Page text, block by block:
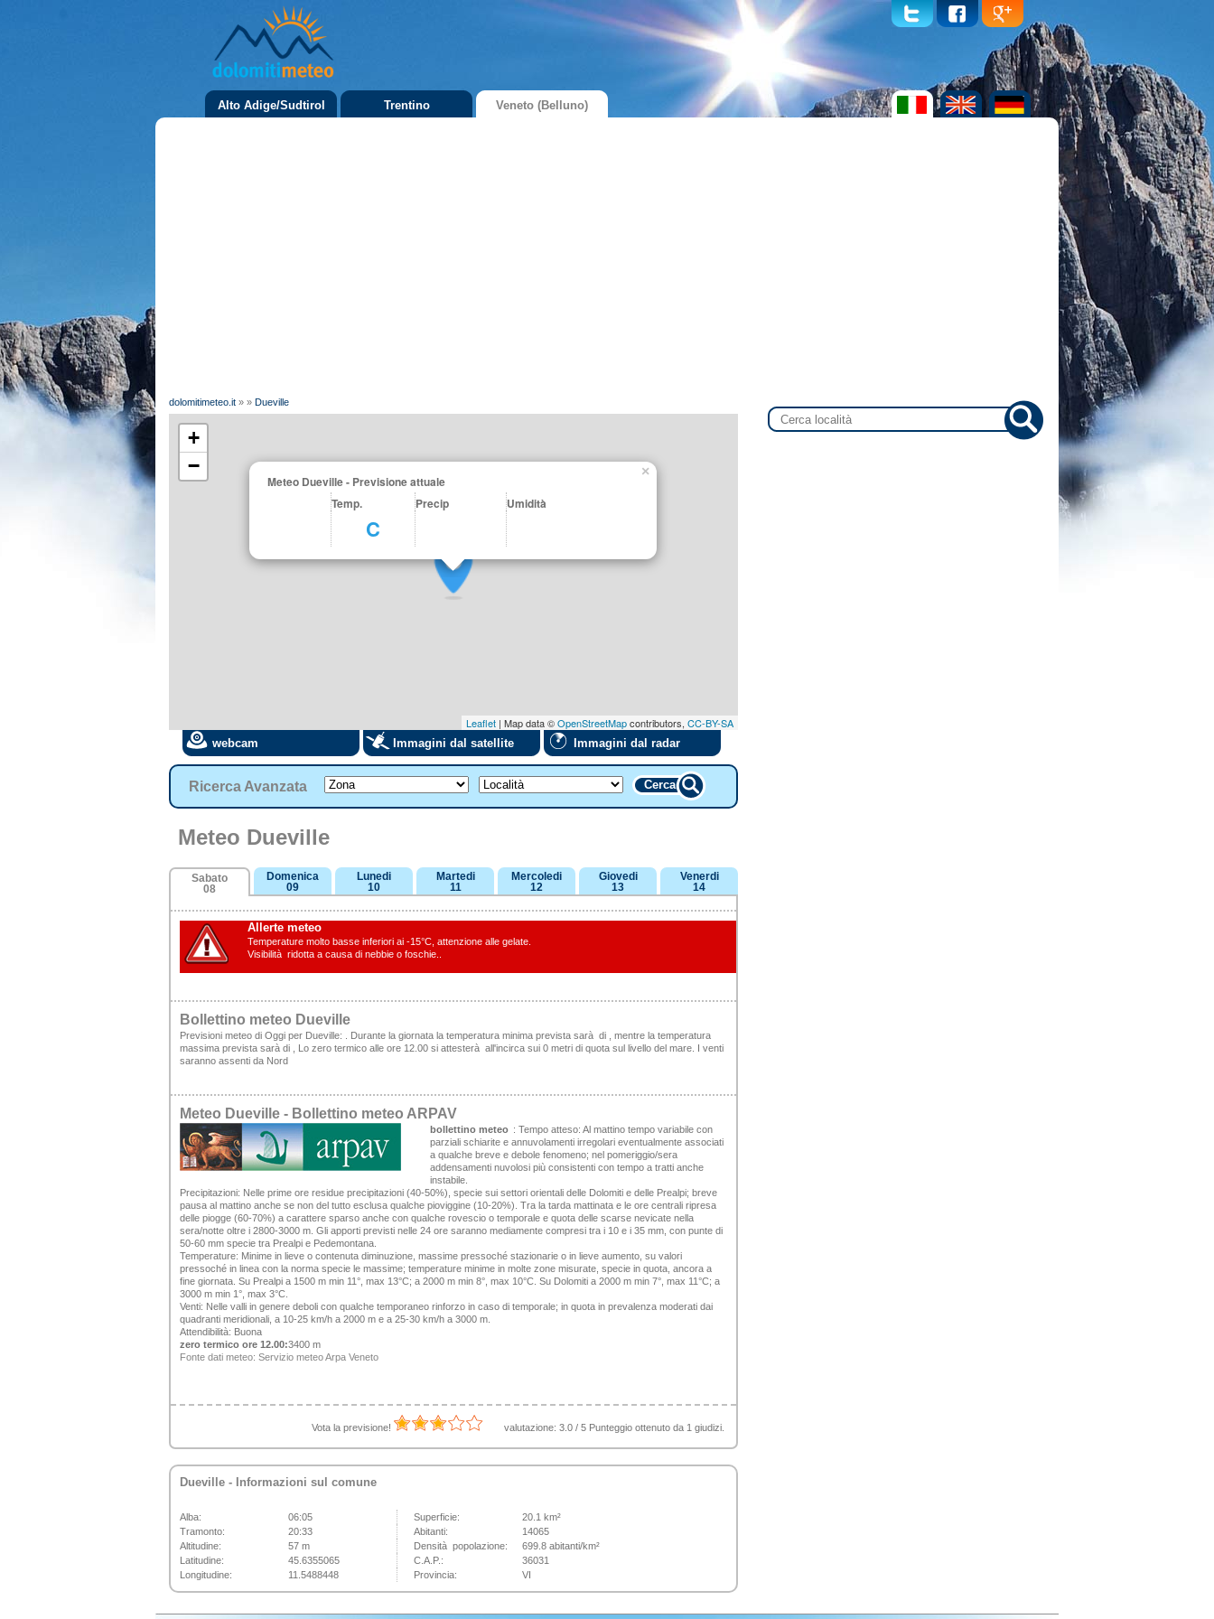
Alto Adige/Sudtirol Trentino Veneto (Belluno)
dolomitimeteo.it » » Dueville
Meteo Dueville - Previsione attuale
Temp.
Precip Umidità
C
×
+
−
Leaflet | Map data ©OpenStreetMapcontributors, CC-BY-SA
webcam Immagini dal satellite Immagini dal radar
Ricerca Avanzata Cerca
Meteo Dueville
Sabato
08
Domenica
09
Lunedi
10
Martedi
11
Mercoledi
12
Giovedi
13
Venerdi
14
Allerte meteo
Temperature molto basse inferiori ai -15°C, attenzione alle gelate.
Visibilità ridotta a causa di nebbie o foschie..
Bollettino meteo Dueville
Previsioni meteo di Oggi per Dueville: . Durante la giornata la temperatura minima prevista sarà di , mentre la temperatura
massima prevista sarà di , Lo zero termico alle ore 12.00 si attesterà all'incirca sui 0 metri di quota sul livello del mare. I venti
saranno assenti da Nord
Meteo Dueville - Bollettino meteo ARPAV
bollettino meteo : Tempo atteso: Al mattino tempo variabile con
parziali schiarite e annuvolamenti irregolari eventualmente associati
a qualche breve e debole fenomeno; nel pomeriggio/sera
addensamenti nuvolosi più consistenti con tempo a tratti anche
instabile.
Precipitazioni: Nelle prime ore residue precipitazioni (40-50%), specie sui settori orientali delle Dolomiti e delle Prealpi; breve
pausa al mattino anche se non del tutto esclusa qualche pioviggine (10-20%). Tra la tarda mattinata e le ore centrali ripresa
delle piogge (60-70%) a carattere sparso anche con qualche rovescio o temporale e quota delle scarse nevicate nella
sera/notte oltre i 2800-3000 m. Gli apporti previsti nelle 24 ore saranno mediamente compresi tra i 10 e i 35 mm, con punte di
50-60 mm specie tra Prealpi e Pedemontana.
Temperature: Minime in lieve o contenuta diminuzione, massime pressoché stazionarie o in lieve aumento, su valori
pressoché in linea con la norma specie le massime; temperature minime in molte zone misurate, specie in quota, ancora a
fine giornata. Su Prealpi a 1500 m min 11°, max 13°C; a 2000 m min 8°, max 10°C. Su Dolomiti a 2000 m min 7°, max 11°C; a
3000 m min 1°, max 3°C.
Venti: Nelle valli in genere deboli con qualche temporaneo rinforzo in caso di temporale; in quota in prevalenza moderati dai
quadranti meridionali, a 10-25 km/h a 2000 m e a 25-30 km/h a 3000 m.
Attendibilità: Buona
zero termico ore 12.00:3400 m
Fonte dati meteo: Servizio meteo Arpa Veneto
Vota la previsione! valutazione:3.0 /5 Punteggio ottenuto da 1 giudizi.
Dueville - Informazioni sul comune
Alba: 06:05 Superficie:
20.1 km²
Tramonto:
20:33 Abitanti:
14065
Altitudine:
57 m Densità popolazione:
699.8 abitanti/km²
Latitudine:
45.6355065 C.A.P.:
36031
Longitudine:
11.5488448 Provincia: VI